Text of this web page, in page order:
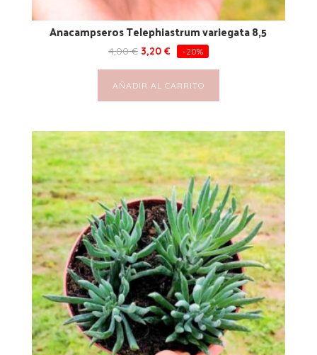
Anacampseros Telephiastrum variegata 8,5
4,00€ 3,20 € -20%
AÑADIR AL CARRITO